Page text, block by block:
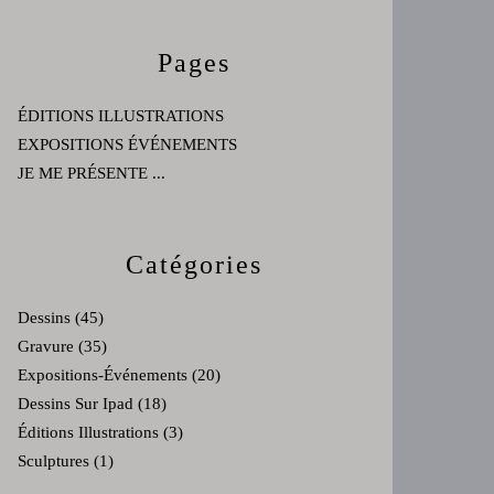
Catégories
Dessins (45)
Gravure (35)
Expositions-Événements (20)
Dessins Sur Ipad (18)
Éditions Illustrations (3)
Sculptures (1)
Pages
ÉDITIONS ILLUSTRATIONS
EXPOSITIONS ÉVÉNEMENTS
JE ME PRÉSENTE ...